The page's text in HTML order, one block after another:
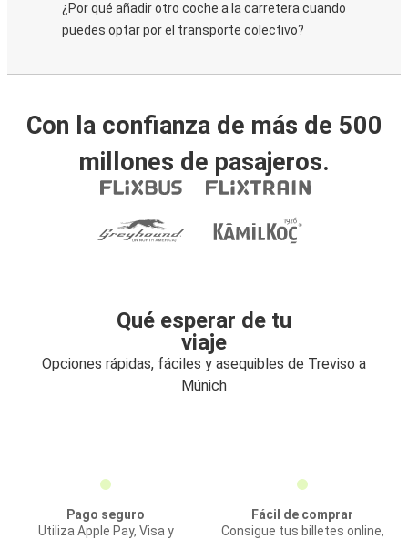
¿Por qué añadir otro coche a la carretera cuando
puedes optar por el transporte colectivo?
Con la confianza de más de 500
millones de pasajeros.
Qué esperar de tu
viaje
Opciones rápidas, fáciles y asequibles de Treviso a
Múnich
Pago seguro
Utiliza Apple Pay, Visa y
Fácil de comprar
Consigue tus billetes online,